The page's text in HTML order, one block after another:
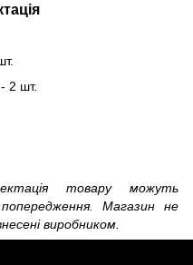
2 шт.
товару можуть
Магазин не
виробником.